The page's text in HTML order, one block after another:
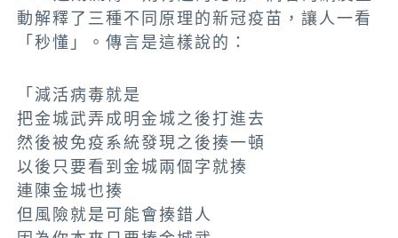
動解釋了三種不同原理的新冠疫苗，讓人一看
「秒懂」。傳言是這樣說的：
「減活病毒就是
把金城武弄成明金城之後打進去
然後被免疫系統發現之後揍一頓
以後只要看到金城兩個字就揍
連陳金城也揍
但風險就是可能會揍錯人